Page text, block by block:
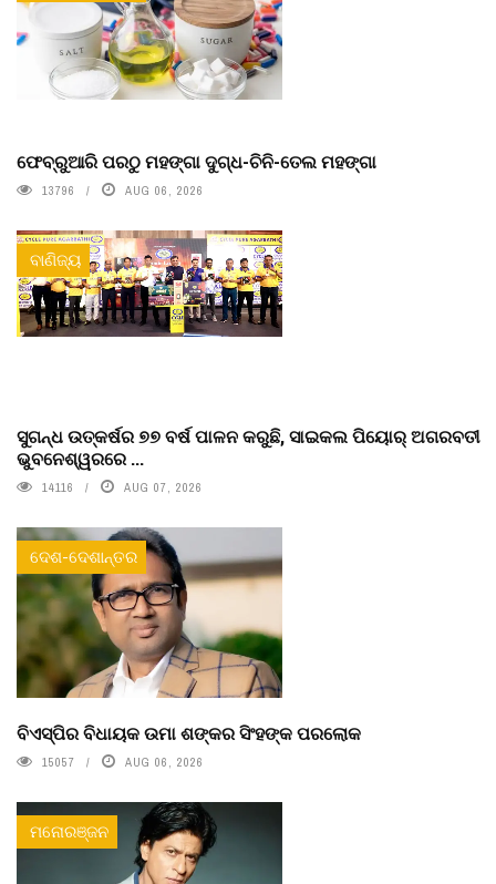
ଫେବ୍ରୁଆରି ପରଠୁ ମହଙ୍ଗା ଦୁଗ୍ଧ-ଚିନି-ତେଲ ମହଙ୍ଗା
13796 AUG 06, 2026
ବାଣିଜ୍ୟ
ସୁଗନ୍ଧ ଉତ୍କର୍ଷର ୭୭ ବର୍ଷ ପାଳନ କରୁଛି, ସାଇକଲ ପିୟୋର୍‌ ଅଗରବତୀ
ଭୁବନେଶ୍ୱରରେ ...
14116 AUG 07, 2026
ଦେଶ-ଦେଶାନ୍ତର
ବିଏସ୍‌ପିର ବିଧାୟକ ଉମା ଶଙ୍କର ସିଂହଙ୍କ ପରଲୋକ
15057 AUG 06, 2026
ମନୋରଞ୍ଜନ